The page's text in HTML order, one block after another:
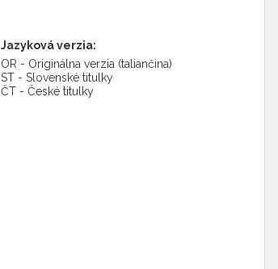
Jazyková verzia:
OR - Originálna verzia (taliančina)
ST - Slovenské titulky
ČT - České titulky